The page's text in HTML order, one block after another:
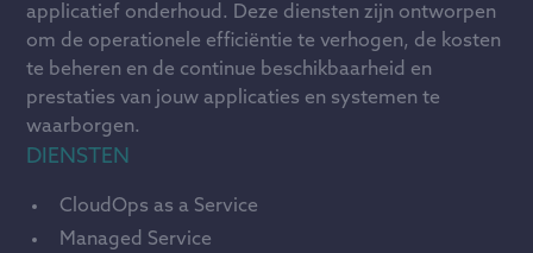
applicatief onderhoud. Deze diensten zijn ontworpen
om de operationele efficiëntie te verhogen, de kosten
te beheren en de continue beschikbaarheid en
prestaties van jouw applicaties en systemen te
waarborgen.
DIENSTEN
CloudOps as a Service
Managed Service